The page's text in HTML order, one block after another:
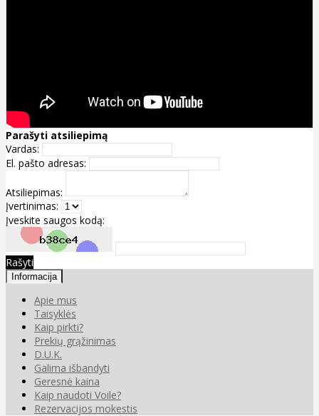
Parašyti atsiliepimą
Vardas:
El. pašto adresas:
Atsiliepimas:
Įvertinimas:
Įveskite saugos kodą:
Rašyti
Informacija
Apie mus
Taisyklės
Kaip pirkti?
Prekių grąžinimas
D.U.K.
Galima išbandyti
Geresnė kaina
Kaip naudoti Voile?
Rezervacijos mokestis